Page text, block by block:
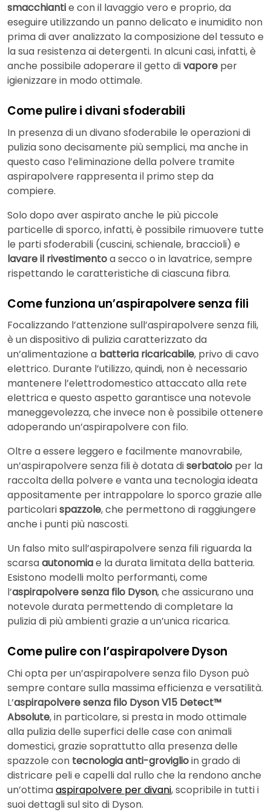
smacchiantie con il lavaggio vero e proprio, da
eseguire utilizzando un panno delicato e inumidito non
prima di aver analizzato la composizione del tessuto e
la sua resistenza ai detergenti. In alcuni casi, infatti, è
anche possibile adoperare il getto divapore per
igienizzare in modo ottimale.
Come pulire i divani sfoderabili
In presenza di un divano sfoderabile le operazioni di
pulizia sono decisamente più semplici, ma anche in
questo caso l’eliminazione della polvere tramite
aspirapolvere rappresenta il primo step da
compiere.
Solo dopo aver aspirato anche le più piccole
particelle di sporco, infatti, è possibile rimuovere tutte
le parti sfoderabili (cuscini, schienale, braccioli) e
lavare il rivestimentoa secco o in lavatrice, sempre
rispettando le caratteristiche di ciascuna fibra.
Come funziona un’aspirapolvere senza fili
Focalizzando l’attenzione sull’aspirapolvere senza fili,
è un dispositivo di pulizia caratterizzato da
un’alimentazione a batteria ricaricabile, privo di cavo
elettrico. Durante l’utilizzo, quindi, non è necessario
mantenere l’elettrodomestico attaccato alla rete
elettrica e questo aspetto garantisce una notevole
maneggevolezza, che invece non è possibile ottenere
adoperando un’aspirapolvere con filo.
Oltre a essere leggero e facilmente manovrabile,
un’aspirapolvere senza fili è dotata diserbatoio per la
raccolta della polvere e vanta una tecnologia ideata
appositamente per intrappolare lo sporco grazie alle
particolarispazzole, che permettono di raggiungere
anche i punti più nascosti.
Un falso mito sull’aspirapolvere senza fili riguarda la
scarsaautonomiae la durata limitata della batteria.
Esistono modelli molto performanti, come
l’aspirapolvere senza filo Dyson, che assicurano una
notevole durata permettendo di completare la
pulizia di più ambienti grazie a un’unica ricarica.
Come pulire con l’aspirapolvere Dyson
Chi opta per un’aspirapolvere senza filo Dyson può
sempre contare sulla massima efficienza e versatilità.
L’aspirapolvere senza filo Dyson V15 Detect™
Absolute, in particolare, si presta in modo ottimale
alla pulizia delle superfici delle case con animali
domestici, grazie soprattutto alla presenza delle
spazzole con tecnologia anti-groviglioin grado di
districare peli e capelli dal rullo che la rendono anche
un’ottimaaspirapolvere per divani, scopribile in tutti i
suoi dettagli sul sito di Dyson.